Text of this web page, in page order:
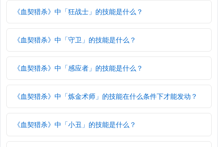
《血契猎杀》中「狂战士」的技能是什么？
《血契猎杀》中「守卫」的技能是什么？
《血契猎杀》中「感应者」的技能是什么？
《血契猎杀》中「炼金术师」的技能在什么条件下才能发动？
《血契猎杀》中「小丑」的技能是什么？